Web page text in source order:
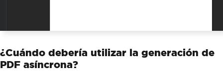
¿Cuándo debería utilizar la generación de
PDF asíncrona?